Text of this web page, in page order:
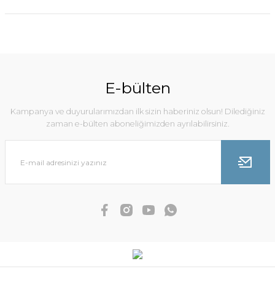
E-bülten
Kampanya ve duyurularımızdan ilk sizin haberiniz olsun! Dilediğiniz
zaman e-bülten aboneliğimizden ayrılabilirsiniz.